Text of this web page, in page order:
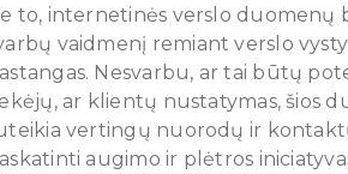
to, internetinės verslo duomenų
vaidmenį remiant verslo
Nesvarbu, ar tai būtų
ar klientų nustatymas, šios
vertingų nuorodų ir
augimo ir plėtros